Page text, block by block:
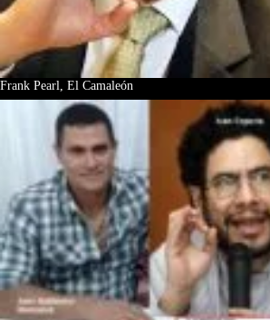
Frank Pearl, El Camaleón